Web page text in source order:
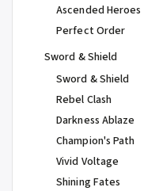
Ascended Heroes
Perfect Order
Sword & Shield
Sword & Shield
Rebel Clash
Darkness Ablaze
Champion's Path
Vivid Voltage
Shining Fates